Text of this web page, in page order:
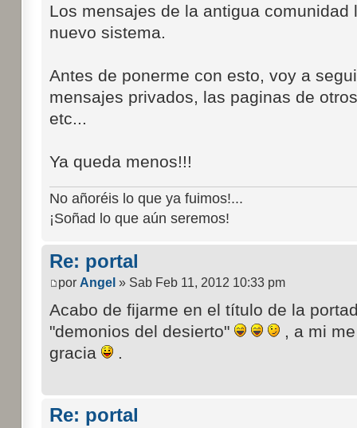
Los mensajes de la antigua comunidad
nuevo sistema.
Antes de ponerme con esto, voy a
mensajes privados, las paginas de
etc...
Ya queda menos!!!
No añoréis lo que ya fuimos!...
¡Soñad lo que aún seremos!
Re: portal
por Angel » Sab Feb 11, 2012 10:33 pm
Acabo de fijarme en el título de la
"demonios del desierto"
, a mi me
gracia
.
Re: portal